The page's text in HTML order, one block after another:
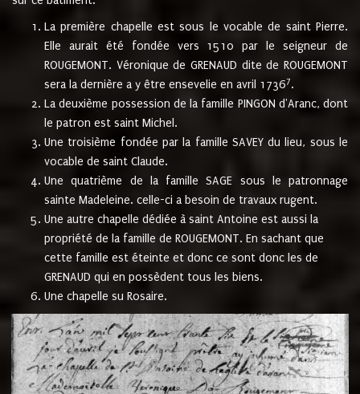
La première chapelle est sous le vocable de saint Pierre.
Elle aurait été fondée vers 1510 par le seigneur de
ROUGEMONT. Véronique de GRENAUD dite de ROUGEMONT
sera la dernière a y être ensevelie en avril 17367.
La deuxième possession de la famille PINGON d'Aranc, dont
le patron est saint Michel.
Une troisième fondée par la famille SAVEY du lieu, sous le
vocable de saint Claude.
Une quatrième de la famille SAGE sous le patronnage
sainte Madeleine. celle-ci a besoin de travaux rugent.
Une autre chapelle dédiée à saint Antoine est aussi la
propriété de la famille de ROUGEMONT. En sachant que
cette famille est éteinte et donc ce sont donc les de
GRENAUD qui en possèdent tous les biens.
Une chapelle su Rosaire.